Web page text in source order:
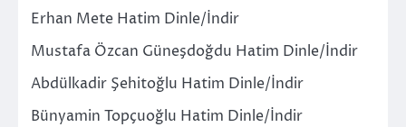
Erhan Mete Hatim Dinle/İndir
Mustafa Özcan Güneşdoğdu Hatim Dinle/İndir
Abdülkadir Şehitoğlu Hatim Dinle/İndir
Bünyamin Topçuoğlu Hatim Dinle/İndir